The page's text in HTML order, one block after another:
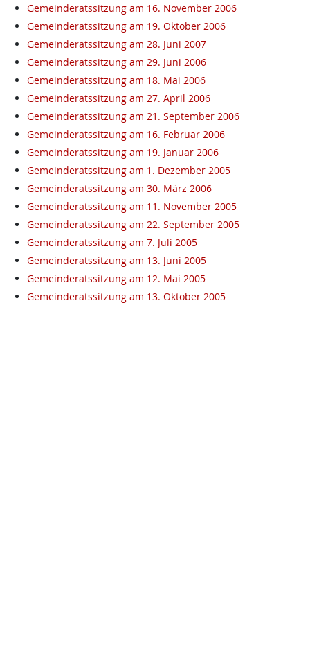
Gemeinderatssitzung am 16. November 2006
Gemeinderatssitzung am 19. Oktober 2006
Gemeinderatssitzung am 28. Juni 2007
Gemeinderatssitzung am 29. Juni 2006
Gemeinderatssitzung am 18. Mai 2006
Gemeinderatssitzung am 27. April 2006
Gemeinderatssitzung am 21. September 2006
Gemeinderatssitzung am 16. Februar 2006
Gemeinderatssitzung am 19. Januar 2006
Gemeinderatssitzung am 1. Dezember 2005
Gemeinderatssitzung am 30. März 2006
Gemeinderatssitzung am 11. November 2005
Gemeinderatssitzung am 22. September 2005
Gemeinderatssitzung am 7. Juli 2005
Gemeinderatssitzung am 13. Juni 2005
Gemeinderatssitzung am 12. Mai 2005
Gemeinderatssitzung am 13. Oktober 2005